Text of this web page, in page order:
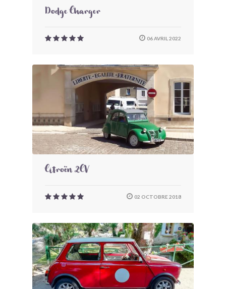
Dodge Charger
06 AVRIL 2022
Citroën 2CV
02 OCTOBRE 2018